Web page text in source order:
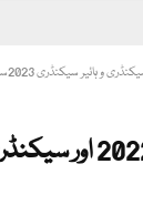
یکساں نصاب تعلیم